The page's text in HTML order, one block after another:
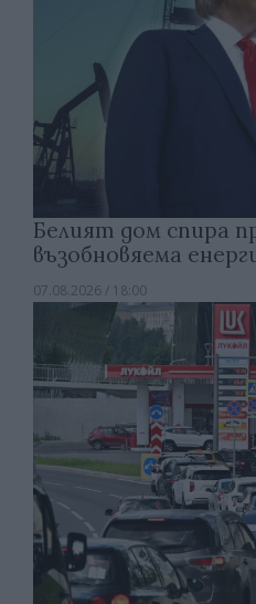
Белият дом спира
възобновяема
07.08.2026 / 18:00